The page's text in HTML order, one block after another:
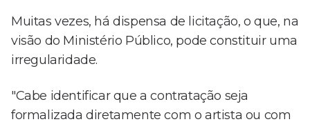
Muitas vezes, há dispensa de licitação, o que, na
visão do Ministério Público, pode constituir uma
irregularidade.
"Cabe identificar que a contratação seja
formalizada diretamente com o artista ou com